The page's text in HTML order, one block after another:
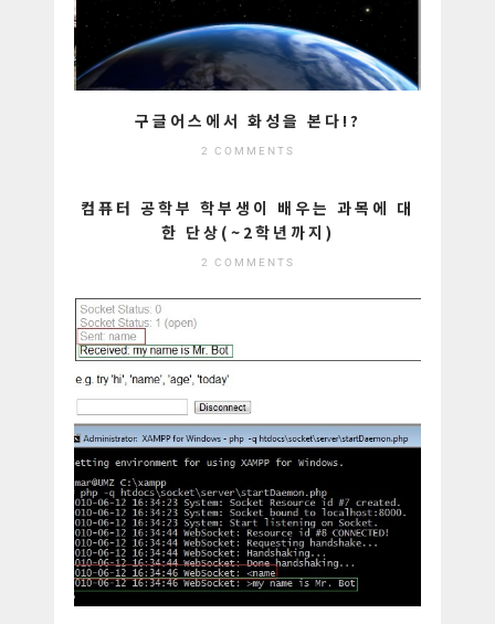
구글어스에서 화성을 본다!?
2 COMMENTS
컴퓨터 공학부 학부생이 배우는 과목에 대
한 단상(~2학년까지)
2 COMMENTS